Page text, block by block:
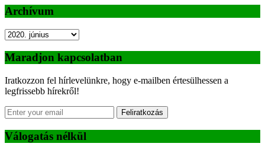
Archívum
Archívum
Maradjon kapcsolatban
Iratkozzon fel hírlevelünkre, hogy e-mailben értesülhessen a
legfrissebb hírekről!
Feliratkozás
Válogatás nélkül